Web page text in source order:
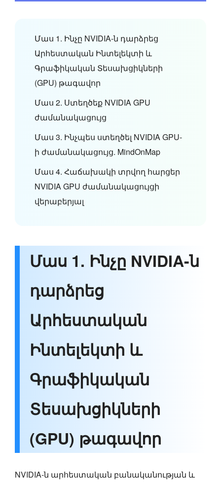
Մաս 1. Ինչը NVIDIA-ն դարձրեց
Արհեստական Ինտելեկտի և
Գրաֆիկական Տեսախցիկների
(GPU) թագավոր
Մաս 2. Ստեղծեք NVIDIA GPU
ժամանակացույց
Մաս 3. Ինչպես ստեղծել NVIDIA GPU-
ի ժամանակացույց. MindOnMap
Մաս 4. Հաճախակի տրվող հարցեր
NVIDIA GPU ժամանակացույցի
վերաբերյալ
Մաս 1. Ինչը NVIDIA-ն
դարձրեց
Արհեստական
Ինտելեկտի և
Գրաֆիկական
Տեսախցիկների
(GPU) թագավոր
NVIDIA-ն արհեստական բանականության և